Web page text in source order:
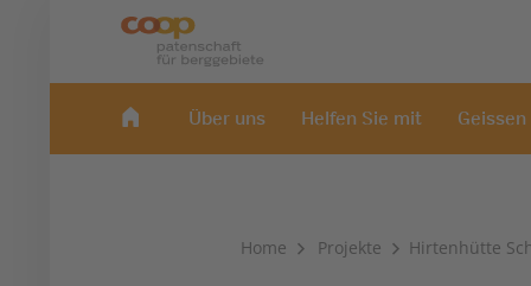
Über uns Helfen Sie mit Geissen
Home Projekte Hirtenhütte